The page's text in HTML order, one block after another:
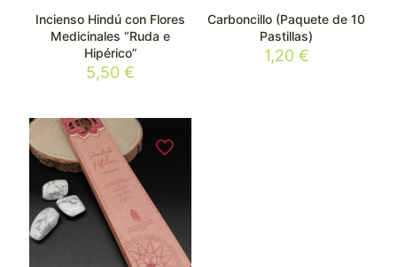
Incienso Hindú con Flores
Medicinales “Ruda e
Hipérico”
5,50€
Carboncillo (Paquete de 10
Pastillas)
1,20 €